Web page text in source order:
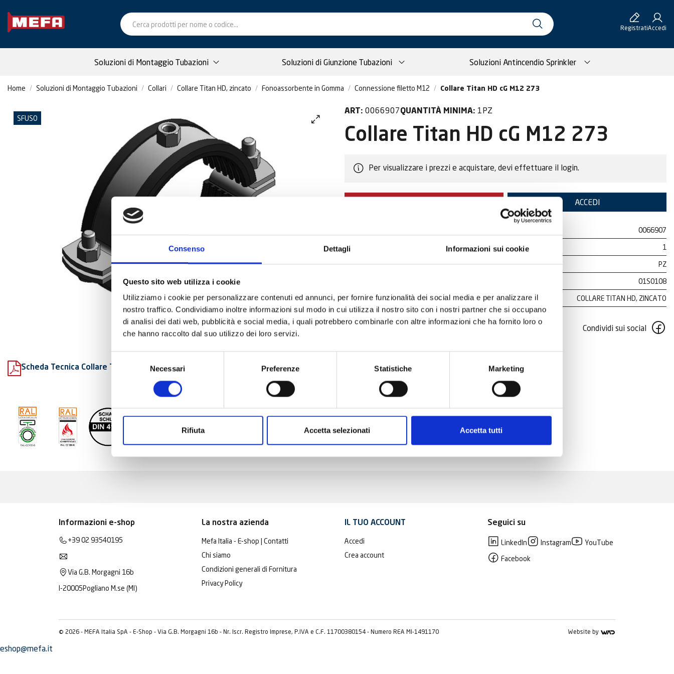
Consenso Dettagli Informazioni sui cookie
Questo sito web utilizza i cookie
Utilizziamo i cookie per personalizzare contenuti ed annunci, per fornire funzionalità dei social media e per analizzare il
nostro traffico. Condividiamo inoltre informazioni sul modo in cui utilizza il nostro sito con i nostri partner che si occupano
di analisi dei dati web, pubblicità e social media, i quali potrebbero combinarle con altre informazioni che ha fornito loro o
che hanno raccolto dal suo utilizzo dei loro servizi.
Necessari Preferenze Statistiche Marketing
Rifiuta Accetta selezionati Accetta tutti
RegistratiAccedi
Soluzioni di Montaggio Tubazioni Soluzioni di Giunzione Tubazioni Soluzioni Antincendio Sprinkler
Home Soluzioni di Montaggio Tubazioni Collari Collare Titan HD, zincato Fonoassorbente in Gomma Connessione filetto M12 Collare Titan HD cG M12 273
SFUSO
Scheda Tecnica Collare Titan HD fonoassorbente
ART: 0066907QUANTITÀ MINIMA: 1PZ
Collare Titan HD cG M12 273
Per visualizzare i prezzi e acquistare, devi effettuare il login.
ACCEDI
0066907
QUANTITÀ A CONFEZIONE:
1
UNITÀ DI MISURA:
PZ
01S0108
DESCRIZIONE TIPO PRODOTTO:
COLLARE TITAN HD, ZINCATO
Condividi sui social
Informazioni e-shop
+39 02 93540195
Via G.B. Morgagni 16b
I-20005Pogliano M.se (MI)
La nostra azienda
Mefa Italia - E-shop | Contatti
Chi siamo
Condizioni generali di Fornitura
Privacy Policy
IL TUO ACCOUNT
Accedi
Crea account
Seguici su
LinkedIn Instagram
YouTube
Facebook
© 2026 - MEFA Italia SpA - E-Shop - Via G.B. Morgagni 16b - Nr. Iscr. Registro Imprese, P.IVA e C.F. 11700380154 - Numero REA MI-1491170 Website by
eshop@mefa.it